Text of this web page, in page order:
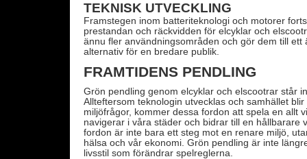
TEKNISK UTVECKLING
Framstegen inom batteriteknologi och motorer
prestandan och räckvidden för elcyklar och
ännu fler användningsområden och gör dem till ett
alternativ för en bredare publik.
FRAMTIDENS PENDLING
Grön pendling genom elcyklar och elscootrar står
Allteftersom teknologin utvecklas och samhället
miljöfrågor, kommer dessa fordon att spela en allt
navigerar i våra städer och bidrar till en hållbarare
fordon är inte bara ett steg mot en renare miljö,
hälsa och vår ekonomi. Grön pendling är inte
livsstil som förändrar spelreglerna.